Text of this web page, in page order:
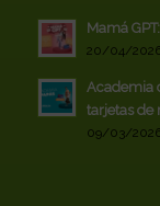
Mamá
20/04/
Academia
tarjetas de
09/03/